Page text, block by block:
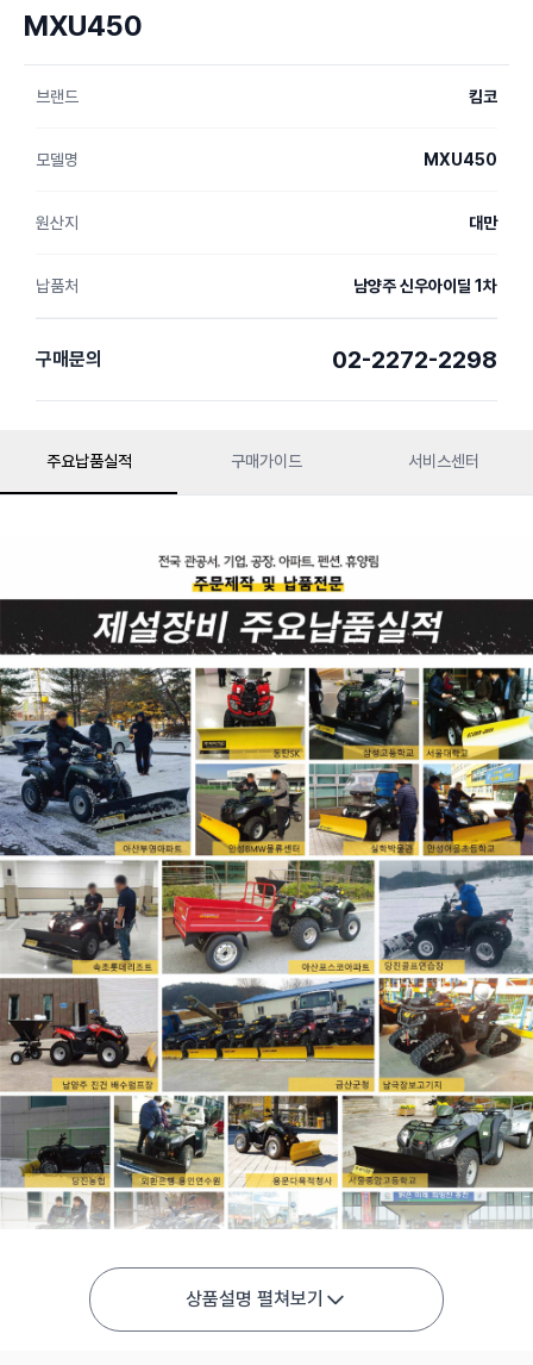
MXU450
브랜드 킴코
모델명 MXU450
원산지 대만
납품처 남양주 신우아이딜 1차
구매문의 02-2272-2298
주요납품실적 구매가이드 서비스센터
상품설명 펼쳐보기